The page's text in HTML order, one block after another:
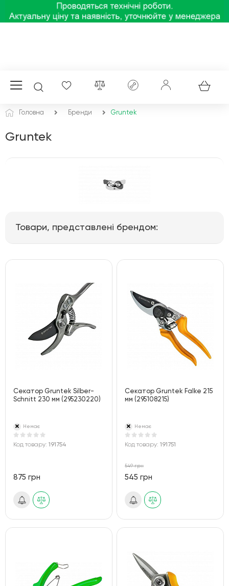
Головна Бренди Gruntek
Gruntek
Товари, представлені брендом:
Секатор Gruntek Silber-
Schnitt 230 мм (295230220)
Немає
Код товару: 191754
875 грн
Секатор Gruntek Falke 215
мм (295108215)
Немає
Код товару:191751
549 грн
545 грн